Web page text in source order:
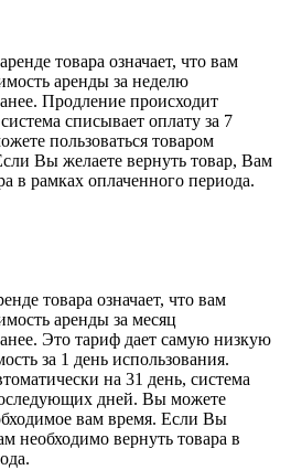
товара означает, что вам
аренды за неделю
Продление происходит
списывает оплату за 7
пользоваться товаром
Вы желаете вернуть товар, Вам
в рамках оплаченного периода.
товара означает, что вам
аренды за месяц
Это тариф дает самую низкую
за 1 день использования.
на 31 день, система
дней. Вы можете
вам время. Если Вы
необходимо вернуть товара в